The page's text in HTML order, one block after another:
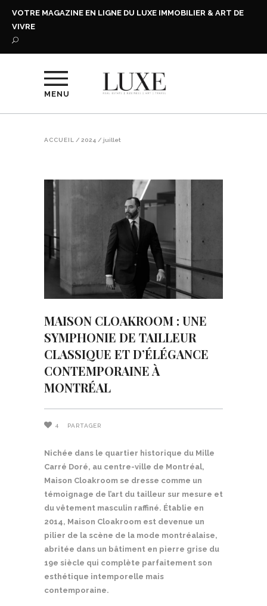
VOTRE MAGAZINE EN LIGNE DU LUXE IMMOBILIER & ART DE
VIVRE
MENU
ACCUEIL / 2024 / juillet
MAISON CLOAKROOM : UNE
SYMPHONIE DE TAILLEUR
CLASSIQUE ET D’ÉLÉGANCE
CONTEMPORAINE À
MONTRÉAL
4 PARTAGER
Nichée dans le quartier historique du Mille
Carré Doré, au centre-ville de Montréal,
Maison Cloakroom se dresse comme un
témoignage de l’art du tailleur sur mesure et
du vêtement masculin raffiné. Établie en
2014, Maison Cloakroom est devenue un
pilier de la scène de la mode montréalaise,
abritée dans un bâtiment en pierre grise du
19e siècle qui complète parfaitement son
esthétique intemporelle mais
contemporaine.